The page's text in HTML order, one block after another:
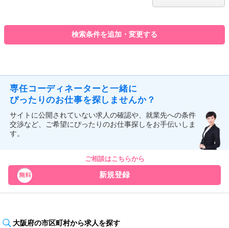
検索条件を追加・変更する
専任コーディネーターと一緒に
ぴったりのお仕事を探しませんか？
サイトに公開されていない求人の確認や、就業先への条件
交渉など、ご希望にぴったりのお仕事探しをお手伝いしま
す。
ご相談はこちらから
新規登録
大阪府の市区町村から求人を探す